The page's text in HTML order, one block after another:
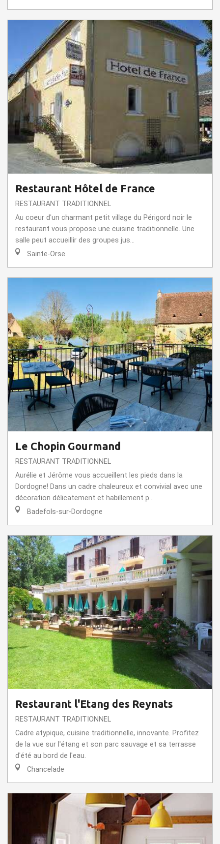
Restaurant Hôtel de France
RESTAURANT TRADITIONNEL
Au coeur d'un charmant petit village du Périgord noir le
restaurant vous propose une cuisine traditionnelle. Une
salle peut accueillir des groupes jus...
Sainte-Orse
Le Chopin Gourmand
RESTAURANT TRADITIONNEL
Aurélie et Jérôme vous accueillent les pieds dans la
Dordogne! Dans un cadre chaleureux et convivial avec une
décoration délicatement et habillement p...
Badefols-sur-Dordogne
Restaurant l'Etang des Reynats
RESTAURANT TRADITIONNEL
Cadre atypique, cuisine traditionnelle, innovante. Profitez
de la vue sur l'étang et son parc sauvage et sa terrasse
d'été au bord de l'eau.
Chancelade